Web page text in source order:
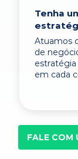
Tenha
Atuamos
de
em cada
FALE COM